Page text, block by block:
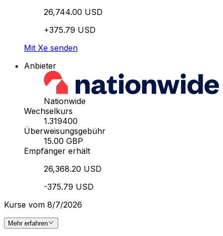
26,744.00 USD
+375.79 USD
Mit Xe senden
Anbieter
Nationwide
Wechselkurs
1.319400
Überweisungsgebühr
15.00 GBP
Empfänger erhält
26,368.20 USD
-375.79 USD
Kurse vom 8/7/2026
Mehr erfahren